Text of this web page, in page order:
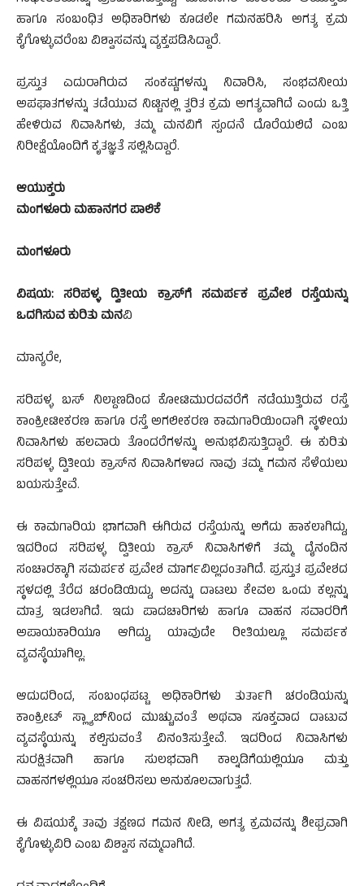
ಹಾಗೂ ಸಂಬಂಧಿತ ಅಧಿಕಾರಿಗಳು ಕೂಡಲೇ ಗಮನಹರಿಸಿ ಅಗತ್ಯ ಕ್ರಮ
ಕೈಗೊಳ್ಳುವರೆಂಬ ವಿಶ್ವಾಸವನ್ನು ವ್ಯಕ್ತಪಡಿಸಿದ್ದಾರೆ.
ಪ್ರಸ್ತುತ ಎದುರಾಗಿರುವ ಸಂಕಷ್ಟಗಳನ್ನು ನಿವಾರಿಸಿ, ಸಂಭವನೀಯ
ಅಪಘಾತಗಳನ್ನು ತಡೆಯುವ ನಿಟ್ಟಿನಲ್ಲಿ ತ್ವರಿತ ಕ್ರಮ ಅಗತ್ಯವಾಗಿದೆ ಎಂದು ಒತ್ತಿ
ಹೇಳಿರುವ ನಿವಾಸಿಗಳು, ತಮ್ಮ ಮನವಿಗೆ ಸ್ಪಂದನೆ ದೊರೆಯಲಿದೆ ಎಂಬ
ನಿರೀಕ್ಷೆಯೊಂದಿಗೆ ಕೃತಜ್ಞತೆ ಸಲ್ಲಿಸಿದ್ದಾರೆ.
ಆಯುಕ್ತರು
ಮಂಗಳೂರು ಮಹಾನಗರ ಪಾಲಿಕೆ
ಮಂಗಳೂರು
ವಿಷಯ: ಸರಿಪಳ್ಳ ದ್ವಿತೀಯ ಕ್ರಾಸ್‌ಗೆ ಸಮರ್ಪಕ ಪ್ರವೇಶ ರಸ್ತೆಯನ್ನು
ಒದಗಿಸುವ ಕುರಿತು ಮನವಿ
ಮಾನ್ಯರೇ,
ಸರಿಪಳ್ಳ ಬಸ್ ನಿಲ್ದಾಣದಿಂದ ಕೋಟಿಮುರದವರೆಗೆ ನಡೆಯುತ್ತಿರುವ ರಸ್ತೆ
ಕಾಂಕ್ರೀಟೀಕರಣ ಹಾಗೂ ರಸ್ತೆ ಅಗಲೀಕರಣ ಕಾಮಗಾರಿಯಿಂದಾಗಿ ಸ್ಥಳೀಯ
ನಿವಾಸಿಗಳು ಹಲವಾರು ತೊಂದರೆಗಳನ್ನು ಅನುಭವಿಸುತ್ತಿದ್ದಾರೆ. ಈ ಕುರಿತು
ಸರಿಪಳ್ಳ ದ್ವಿತೀಯ ಕ್ರಾಸ್‌ನ ನಿವಾಸಿಗಳಾದ ನಾವು ತಮ್ಮ ಗಮನ ಸೆಳೆಯಲು
ಬಯಸುತ್ತೇವೆ.
ಈ ಕಾಮಗಾರಿಯ ಭಾಗವಾಗಿ ಈಗಿರುವ ರಸ್ತೆಯನ್ನು ಅಗೆದು ಹಾಕಲಾಗಿದ್ದು,
ಇದರಿಂದ ಸರಿಪಳ್ಳ ದ್ವಿತೀಯ ಕ್ರಾಸ್ ನಿವಾಸಿಗಳಿಗೆ ತಮ್ಮ ದೈನಂದಿನ
ಸಂಚಾರಕ್ಕಾಗಿ ಸಮರ್ಪಕ ಪ್ರವೇಶ ಮಾರ್ಗವಿಲ್ಲದಂತಾಗಿದೆ. ಪ್ರಸ್ತುತ ಪ್ರವೇಶದ
ಸ್ಥಳದಲ್ಲಿ ತೆರೆದ ಚರಂಡಿಯಿದ್ದು, ಅದನ್ನು ದಾಟಲು ಕೇವಲ ಒಂದು ಕಲ್ಲನ್ನು
ಮಾತ್ರ ಇಡಲಾಗಿದೆ. ಇದು ಪಾದಚಾರಿಗಳು ಹಾಗೂ ವಾಹನ ಸವಾರರಿಗೆ
ಅಪಾಯಕಾರಿಯೂ ಆಗಿದ್ದು, ಯಾವುದೇ ರೀತಿಯಲ್ಲೂ ಸಮರ್ಪಕ
ವ್ಯವಸ್ಥೆಯಾಗಿಲ್ಲ.
ಆದುದರಿಂದ, ಸಂಬಂಧಪಟ್ಟ ಅಧಿಕಾರಿಗಳು ತುರ್ತಾಗಿ ಚರಂಡಿಯನ್ನು
ಕಾಂಕ್ರೀಟ್ ಸ್ಲ್ಯಾಬ್‌ನಿಂದ ಮುಚ್ಚುವಂತೆ ಅಥವಾ ಸೂಕ್ತವಾದ ದಾಟುವ
ವ್ಯವಸ್ಥೆಯನ್ನು ಕಲ್ಪಿಸುವಂತೆ ವಿನಂತಿಸುತ್ತೇವೆ. ಇದರಿಂದ ನಿವಾಸಿಗಳು
ಸುರಕ್ಷಿತವಾಗಿ ಹಾಗೂ ಸುಲಭವಾಗಿ ಕಾಲ್ನಡಿಗೆಯಲ್ಲಿಯೂ ಮತ್ತು
ವಾಹನಗಳಲ್ಲಿಯೂ ಸಂಚರಿಸಲು ಅನುಕೂಲವಾಗುತ್ತದೆ.
ಈ ವಿಷಯಕ್ಕೆ ತಾವು ತಕ್ಷಣದ ಗಮನ ನೀಡಿ, ಅಗತ್ಯ ಕ್ರಮವನ್ನು ಶೀಘ್ರವಾಗಿ
ಕೈಗೊಳ್ಳುವಿರಿ ಎಂಬ ವಿಶ್ವಾಸ ನಮ್ಮದಾಗಿದೆ.